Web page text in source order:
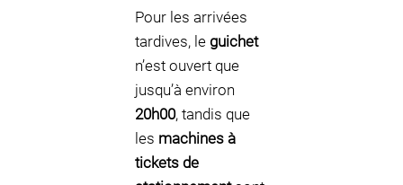
Pour les arrivées
tardives, le guichet
n’est ouvert que
jusqu’à environ
20h00, tandis que
les machines à
tickets de